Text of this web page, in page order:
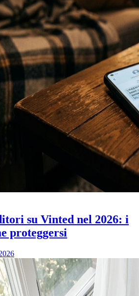
su Vinted nel 2026: i
proteggersi